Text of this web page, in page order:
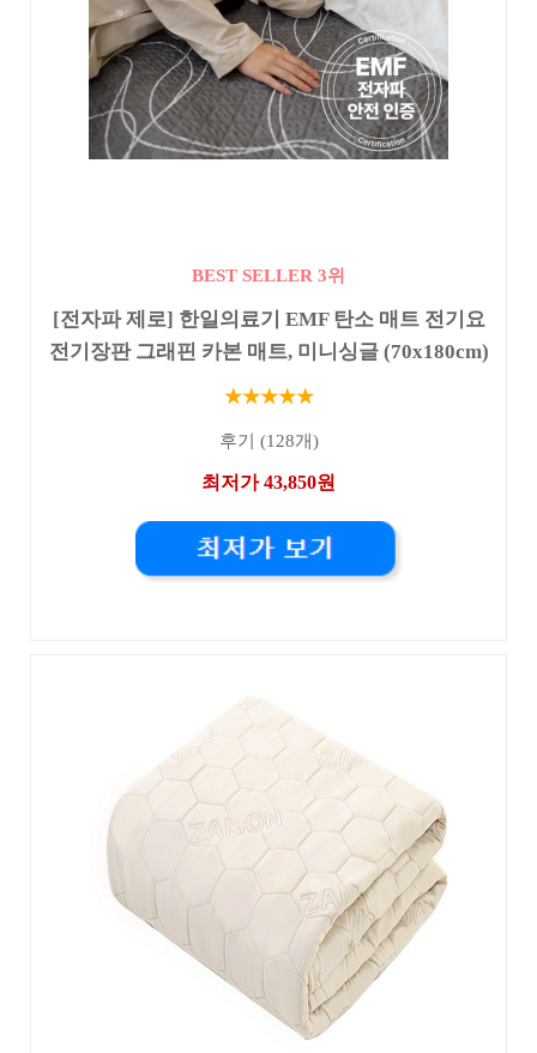
BEST SELLER 3위
[전자파 제로] 한일의료기 EMF 탄소 매트 전기요
전기장판 그래핀 카본 매트, 미니싱글 (70x180cm)
★★★★★
후기 (128개)
최저가 43,850원